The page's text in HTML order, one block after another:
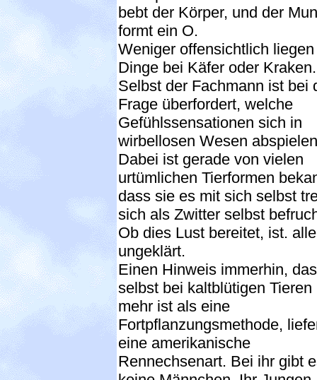
bebt der Körper, und der
formt ein O.
Weniger offensichtlich
Dinge bei Käfer oder Kraken.
Selbst der Fachmann ist bei
Frage überfordert, welche
Gefühlssensationen sich in
wirbellosen Wesen
Dabei ist gerade von vielen
urtümlichen Tierformen
dass sie es mit sich selbst
sich als Zwitter selbst
Ob dies Lust bereitet, ist.
ungeklärt.
Einen Hinweis immerhin,
selbst bei kaltblütigen Tieren
mehr ist als eine
Fortpflanzungsmethode,
eine amerikanische
Rennechsenart. Bei ihr gibt